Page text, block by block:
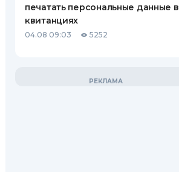
печатать персональные данные в
квитанциях
04.08 09:03 5252